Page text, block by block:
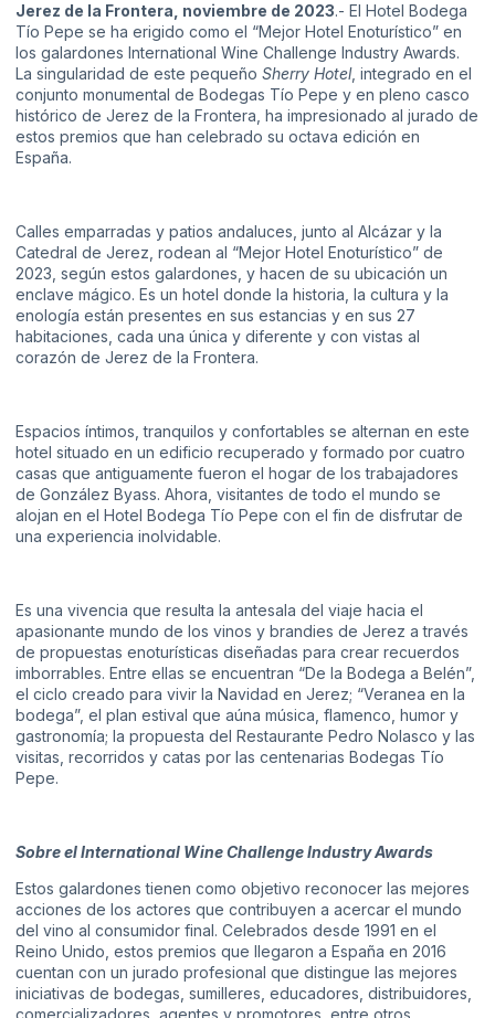
Jerez de la Frontera, noviembre de 2023.- El Hotel Bodega
Tío Pepe se ha erigido como el “Mejor Hotel Enoturístico” en
los galardones International Wine Challenge Industry Awards.
La singularidad de este pequeño Sherry Hotel, integrado en el
conjunto monumental de Bodegas Tío Pepe y en pleno casco
histórico de Jerez de la Frontera, ha impresionado al jurado de
estos premios que han celebrado su octava edición en
España.
Calles emparradas y patios andaluces, junto al Alcázar y la
Catedral de Jerez, rodean al “Mejor Hotel Enoturístico” de
2023, según estos galardones, y hacen de su ubicación un
enclave mágico. Es un hotel donde la historia, la cultura y la
enología están presentes en sus estancias y en sus 27
habitaciones, cada una única y diferente y con vistas al
corazón de Jerez de la Frontera.
Espacios íntimos, tranquilos y confortables se alternan en este
hotel situado en un edificio recuperado y formado por cuatro
casas que antiguamente fueron el hogar de los trabajadores
de González Byass. Ahora, visitantes de todo el mundo se
alojan en el Hotel Bodega Tío Pepe con el fin de disfrutar de
una experiencia inolvidable.
Es una vivencia que resulta la antesala del viaje hacia el
apasionante mundo de los vinos y brandies de Jerez a través
de propuestas enoturísticas diseñadas para crear recuerdos
imborrables. Entre ellas se encuentran “De la Bodega a Belén”,
el ciclo creado para vivir la Navidad en Jerez; “Veranea en la
bodega”, el plan estival que aúna música, flamenco, humor y
gastronomía; la propuesta del Restaurante Pedro Nolasco y las
visitas, recorridos y catas por las centenarias Bodegas Tío
Pepe.
Sobre el International Wine Challenge Industry Awards
Estos galardones tienen como objetivo reconocer las mejores
acciones de los actores que contribuyen a acercar el mundo
del vino al consumidor final. Celebrados desde 1991 en el
Reino Unido, estos premios que llegaron a España en 2016
cuentan con un jurado profesional que distingue las mejores
iniciativas de bodegas, sumilleres, educadores, distribuidores,
comercializadores, agentes y promotores, entre otros.